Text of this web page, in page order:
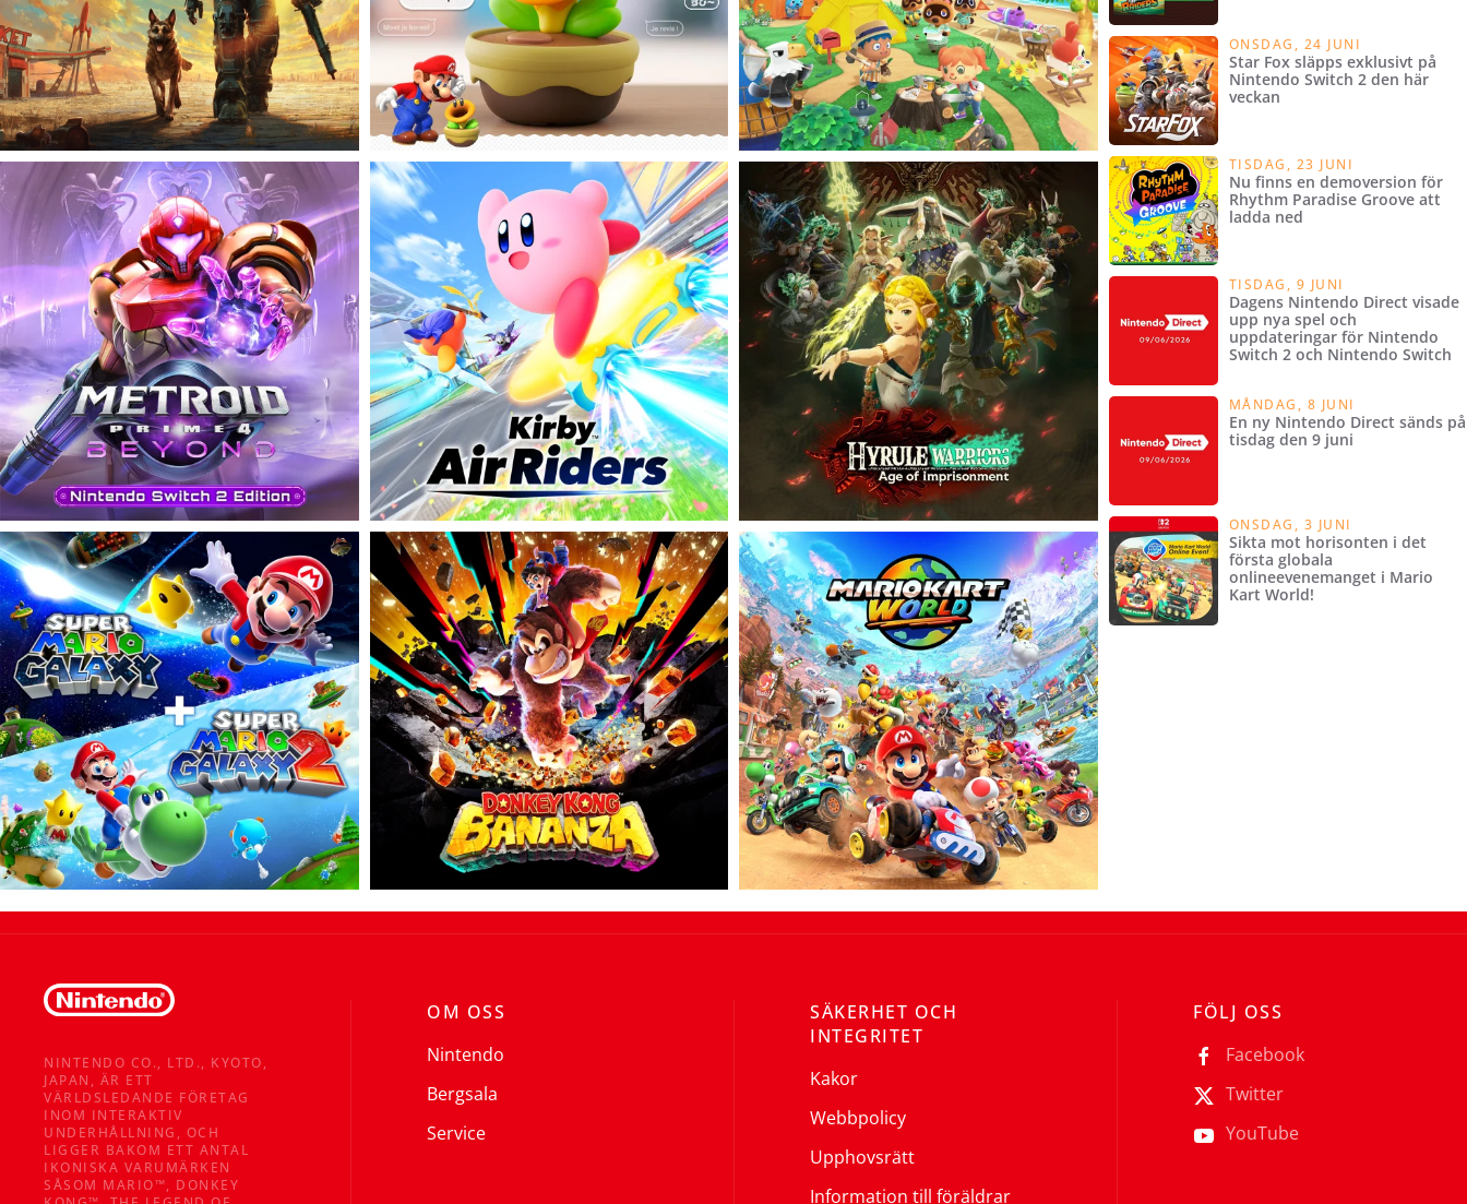
ONSDAG, 24 JUNI
Star Fox släpps exklusivt på
Nintendo Switch 2 den här
veckan
TISDAG, 23 JUNI
Nu finns en demoversion för
Rhythm Paradise Groove att
ladda ned
TISDAG, 9 JUNI
Dagens Nintendo Direct visade
upp nya spel och
uppdateringar för Nintendo
Switch 2 och Nintendo Switch
MÅNDAG, 8 JUNI
En ny Nintendo Direct sänds på
tisdag den 9 juni
ONSDAG, 3 JUNI
Sikta mot horisonten i det
första globala
onlineevenemanget i Mario
Kart World!
NINTENDO CO., LTD., KYOTO,
JAPAN, ÄR ETT
VÄRLDSLEDANDE FÖRETAG
INOM INTERAKTIV
UNDERHÅLLNING, OCH
LIGGER BAKOM ETT ANTAL
IKONISKA VARUMÄRKEN
SÅSOM MARIO™, DONKEY
OM OSS
Nintendo
Bergsala
Service
SÄKERHET OCH
INTEGRITET
Kakor
Webbpolicy
Upphovsrätt
Information till föräldrar
FÖLJ OSS
Facebook
Twitter
YouTube